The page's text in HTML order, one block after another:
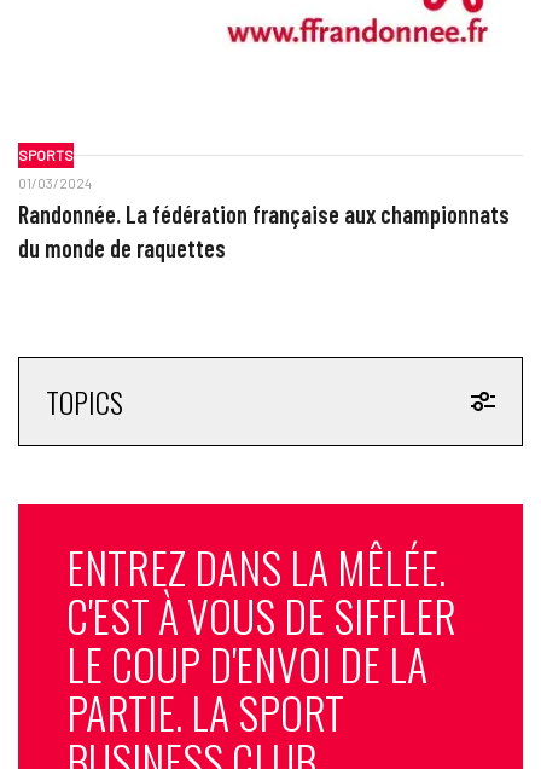
SPORTS
01/03/2024
Randonnée. La fédération française aux championnats
du monde de raquettes
TOPICS
ENTREZ DANS LA MÊLÉE.
C'EST À VOUS DE SIFFLER
LE COUP D'ENVOI DE LA
PARTIE. LA SPORT